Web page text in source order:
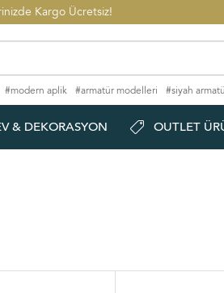
Kargo Ücretsiz!
#modern aplik #armatür modelleri #siyah
& DEKORASYON OUTLET